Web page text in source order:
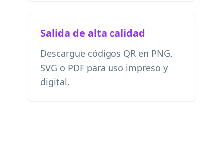
Salida de alta calidad
Descargue códigos QR en PNG,
SVG o PDF para uso impreso y
digital.